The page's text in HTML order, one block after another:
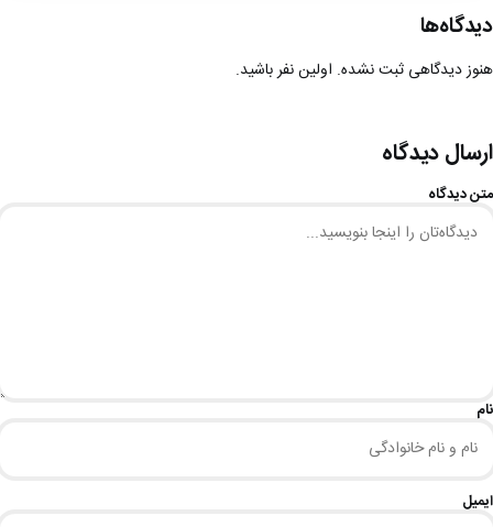
دیدگاه‌ها
هنوز دیدگاهی ثبت نشده. اولین نفر باشید.
ارسال دیدگاه
متن دیدگاه
نام
ایمیل